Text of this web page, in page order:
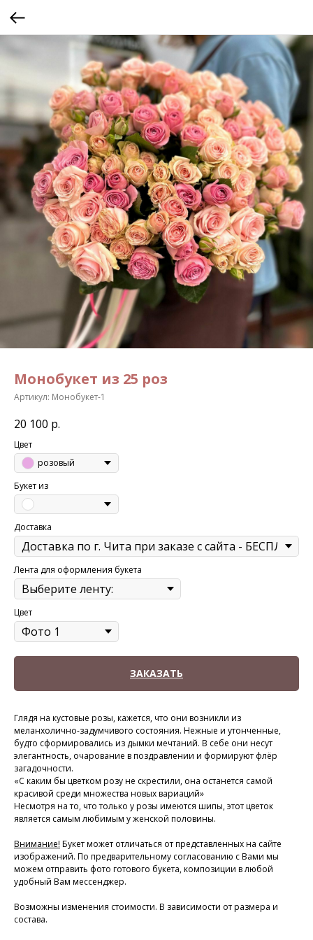
Монобукет из 25 роз
Артикул: Монобукет-1
20 100 р.
Цвет
розовый
Букет из
Доставка
Лента для оформления букета
Цвет
ЗАКАЗАТЬ
Глядя на кустовые розы, кажется, что они возникли из
меланхолично-задумчивого состояния. Нежные и утонченные,
будто сформировались из дымки мечтаний. В себе они несут
элегантность, очарование в поздравлении и формируют флёр
загадочности.
«С каким бы цветком розу не скрестили, она останется самой
красивой среди множества новых вариаций»
Несмотря на то, что только у розы имеются шипы, этот цветок
является самым любимым у женской половины.
Внимание! Букет может отличаться от представленных на сайте
изображений. По предварительному согласованию с Вами мы
можем отправить фото готового букета, композиции в любой
удобный Вам мессенджер.
Возможны изменения стоимости. В зависимости от размера и
состава.